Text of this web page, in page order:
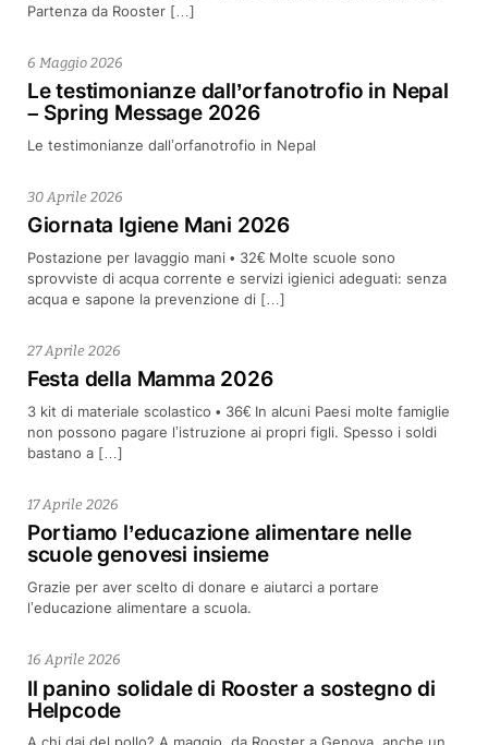
Partenza da Rooster […]
Le testimonianze dall’orfanotrofio in Nepal
– Spring Message 2026
6 Maggio 2026
Le testimonianze dall’orfanotrofio in Nepal
Giornata Igiene Mani 2026
30 Aprile 2026
Postazione per lavaggio mani • 32€ Molte scuole sono
sprovviste di acqua corrente e servizi igienici adeguati: senza
acqua e sapone la prevenzione di […]
Festa della Mamma 2026
27 Aprile 2026
3 kit di materiale scolastico • 36€ In alcuni Paesi molte famiglie
non possono pagare l’istruzione ai propri figli. Spesso i soldi
bastano a […]
Portiamo l’educazione alimentare nelle
scuole genovesi insieme
17 Aprile 2026
Grazie per aver scelto di donare e aiutarci a portare
l’educazione alimentare a scuola.
Il panino solidale di Rooster a sostegno di
Helpcode
16 Aprile 2026